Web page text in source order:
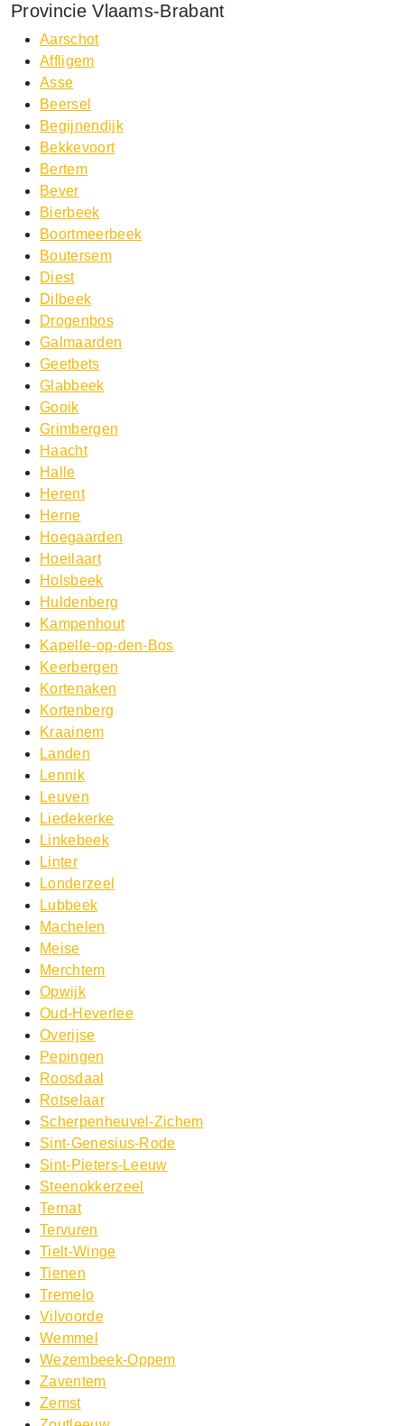
Provincie Vlaams-Brabant
Aarschot
Affligem
Asse
Beersel
Begijnendijk
Bekkevoort
Bertem
Bever
Bierbeek
Boortmeerbeek
Boutersem
Diest
Dilbeek
Drogenbos
Galmaarden
Geetbets
Glabbeek
Gooik
Grimbergen
Haacht
Halle
Herent
Herne
Hoegaarden
Hoeilaart
Holsbeek
Huldenberg
Kampenhout
Kapelle-op-den-Bos
Keerbergen
Kortenaken
Kortenberg
Kraainem
Landen
Lennik
Leuven
Liedekerke
Linkebeek
Linter
Londerzeel
Lubbeek
Machelen
Meise
Merchtem
Opwijk
Oud-Heverlee
Overijse
Pepingen
Roosdaal
Rotselaar
Scherpenheuvel-Zichem
Sint-Genesius-Rode
Sint-Pieters-Leeuw
Steenokkerzeel
Ternat
Tervuren
Tielt-Winge
Tienen
Tremelo
Vilvoorde
Wemmel
Wezembeek-Oppem
Zaventem
Zemst